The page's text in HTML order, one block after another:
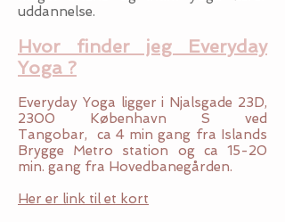
uddannelse.
Hvor finder jeg Everyday
Yoga ?
Everyday Yoga ligger i Njalsgade 23D,
2300 København S ved
Tangobar, ca 4 min gang fra Islands
Brygge Metro station og ca 15-20
min. gang fra Hovedbanegården.
Her er link til et kort